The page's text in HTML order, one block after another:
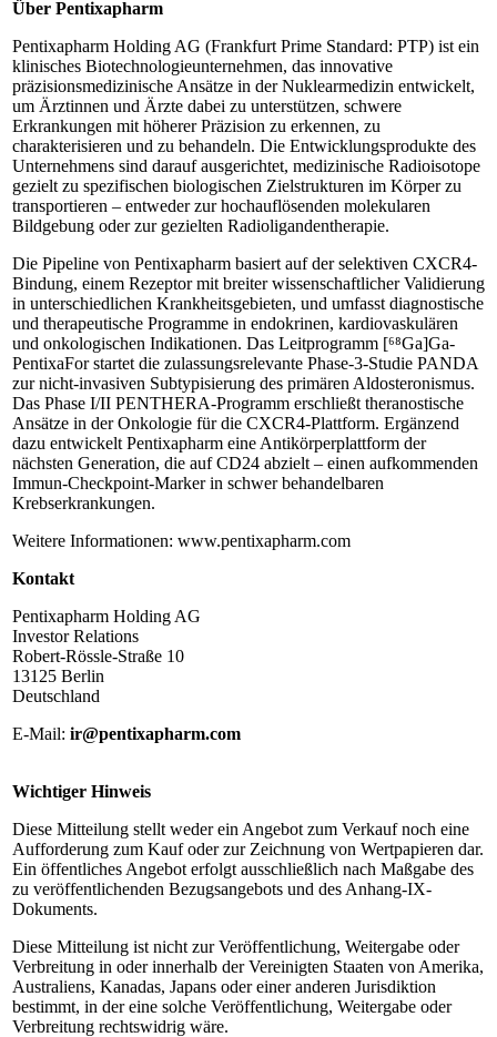
Über Pentixapharm
Pentixapharm Holding AG (Frankfurt Prime Standard: PTP) ist ein
klinisches Biotechnologieunternehmen, das innovative
präzisionsmedizinische Ansätze in der Nuklearmedizin entwickelt,
um Ärztinnen und Ärzte dabei zu unterstützen, schwere
Erkrankungen mit höherer Präzision zu erkennen, zu
charakterisieren und zu behandeln. Die Entwicklungsprodukte des
Unternehmens sind darauf ausgerichtet, medizinische Radioisotope
gezielt zu spezifischen biologischen Zielstrukturen im Körper zu
transportieren – entweder zur hochauflösenden molekularen
Bildgebung oder zur gezielten Radioligandentherapie.
Die Pipeline von Pentixapharm basiert auf der selektiven CXCR4-
Bindung, einem Rezeptor mit breiter wissenschaftlicher Validierung
in unterschiedlichen Krankheitsgebieten, und umfasst diagnostische
und therapeutische Programme in endokrinen, kardiovaskulären
und onkologischen Indikationen. Das Leitprogramm [⁶⁸Ga]Ga-
PentixaFor startet die zulassungsrelevante Phase-3-Studie PANDA
zur nicht-invasiven Subtypisierung des primären Aldosteronismus.
Das Phase I/II PENTHERA-Programm erschließt theranostische
Ansätze in der Onkologie für die CXCR4-Plattform. Ergänzend
dazu entwickelt Pentixapharm eine Antikörperplattform der
nächsten Generation, die auf CD24 abzielt – einen aufkommenden
Immun-Checkpoint-Marker in schwer behandelbaren
Krebserkrankungen.
Weitere Informationen: www.pentixapharm.com
Kontakt
Pentixapharm Holding AG
Investor Relations
Robert-Rössle-Straße 10
13125 Berlin
Deutschland
E-Mail: ir@pentixapharm.com
Wichtiger Hinweis
Diese Mitteilung stellt weder ein Angebot zum Verkauf noch eine
Aufforderung zum Kauf oder zur Zeichnung von Wertpapieren dar.
Ein öffentliches Angebot erfolgt ausschließlich nach Maßgabe des
zu veröffentlichenden Bezugsangebots und des Anhang-IX-
Dokuments.
Diese Mitteilung ist nicht zur Veröffentlichung, Weitergabe oder
Verbreitung in oder innerhalb der Vereinigten Staaten von Amerika,
Australiens, Kanadas, Japans oder einer anderen Jurisdiktion
bestimmt, in der eine solche Veröffentlichung, Weitergabe oder
Verbreitung rechtswidrig wäre.